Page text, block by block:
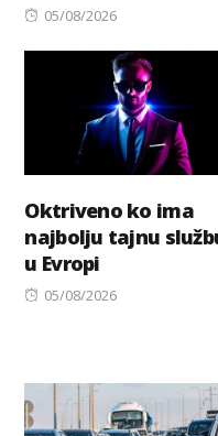
Posted
05/08/2026
Oktriveno ko ima
najbolju tajnu
u Evropi
Posted
05/08/2026